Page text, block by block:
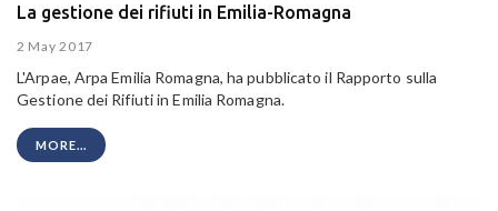
La gestione dei rifiuti in Emilia-Romagna
2 May 2017
L'Arpae, Arpa Emilia Romagna, ha pubblicato il Rapporto sulla
Gestione dei Rifiuti in Emilia Romagna.
MORE...